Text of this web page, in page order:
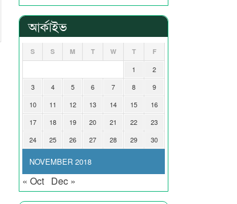
আর্কাইভ
NOVEMBER 2018
S S M T W T F
1
2
3
4 5 6 7 8
9
10
11 12 13 14 15
16
17
18 19 20 21 22
23
24
25 26 27 28 29 30
« Oct Dec »